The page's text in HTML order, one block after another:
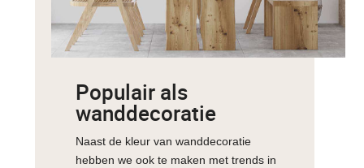
Populair als
wanddecoratie
Naast de kleur van wanddecoratie
hebben we ook te maken met trends in